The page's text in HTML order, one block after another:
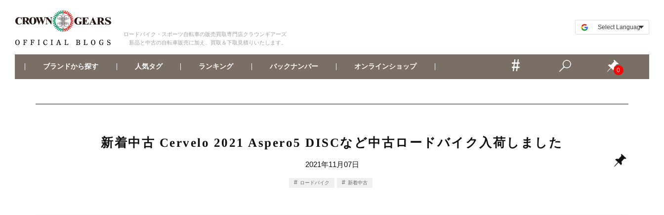
ロードバイク・スポーツ自転車の販売買取専門店クラウンギアーズ
新品と中古の自転車販売に加え、買取＆下取見積りいたします。
ブランドから探す 人気タグ ランキング バックナンバー オンラインショップ 0
新着中古 Cervelo 2021 Aspero5 DISCなど中古ロードバイク入荷しました
2021年11月07日
ロードバイク 新着中古